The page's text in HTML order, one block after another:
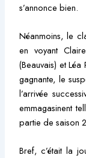
s’annonce bien.
Néanmoins, le
en voyant
(Beauvais) et
gagnante, le
l’arrivée
emmagasinent
partie de saison
Bref, c’était la